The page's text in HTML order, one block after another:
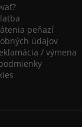
peňazí
údajov
/ výmena